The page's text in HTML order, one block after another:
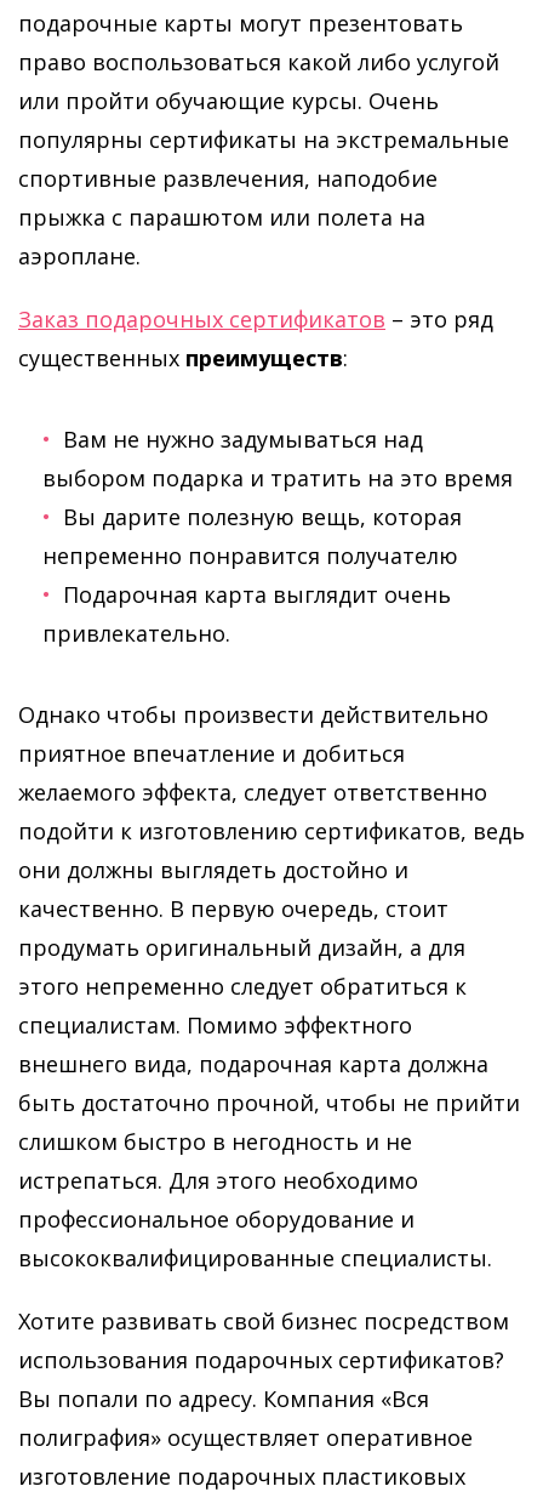
подарочные карты могут презентовать
право воспользоваться какой либо услугой
или пройти обучающие курсы. Очень
популярны сертификаты на экстремальные
спортивные развлечения, наподобие
прыжка с парашютом или полета на
аэроплане.
Заказ подарочных сертификатов – это ряд
существенных преимуществ:
Вам не нужно задумываться над
выбором подарка и тратить на это время
Вы дарите полезную вещь, которая
непременно понравится получателю
Подарочная карта выглядит очень
привлекательно.
Однако чтобы произвести действительно
приятное впечатление и добиться
желаемого эффекта, следует ответственно
подойти к изготовлению сертификатов, ведь
они должны выглядеть достойно и
качественно. В первую очередь, стоит
продумать оригинальный дизайн, а для
этого непременно следует обратиться к
специалистам. Помимо эффектного
внешнего вида, подарочная карта должна
быть достаточно прочной, чтобы не прийти
слишком быстро в негодность и не
истрепаться. Для этого необходимо
профессиональное оборудование и
высококвалифицированные специалисты.
Хотите развивать свой бизнес посредством
использования подарочных сертификатов?
Вы попали по адресу. Компания «Вся
полиграфия» осуществляет оперативное
изготовление подарочных пластиковых